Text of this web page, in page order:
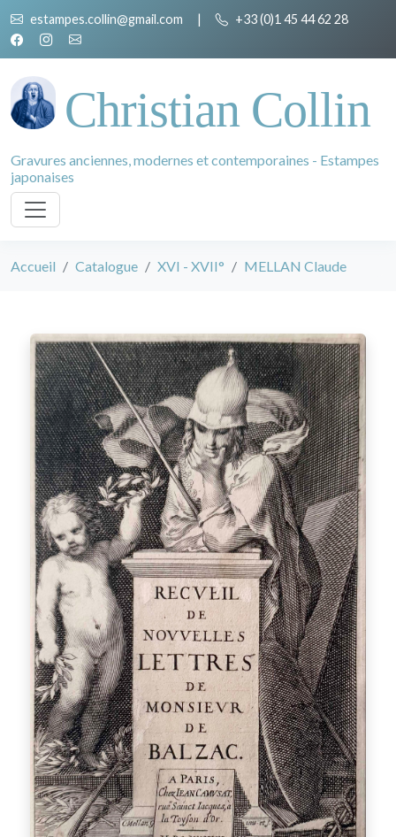
estampes.collin@gmail.com | +33 (0)1 45 44 62 28
Christian Collin
Gravures anciennes, modernes et contemporaines - Estampes
japonaises
Accueil Catalogue XVI - XVII° MELLAN Claude